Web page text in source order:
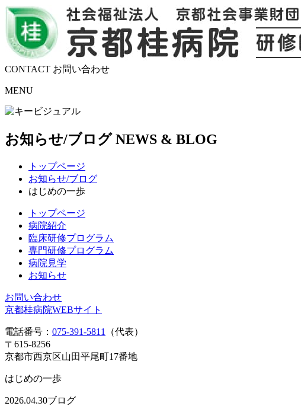
CONTACT お問い合わせ
MENU
お知らせ/ブログ NEWS & BLOG
トップページ
お知らせ/ブログ
はじめの一歩
トップページ
病院紹介
臨床研修プログラム
専門研修プログラム
病院見学
お知らせ
お問い合わせ
京都桂病院WEBサイト
電話番号： 075-391-5811
（代表）
〒615-8256
京都市西京区山田平尾町17番地
はじめの一歩
2026.04.30ブログ